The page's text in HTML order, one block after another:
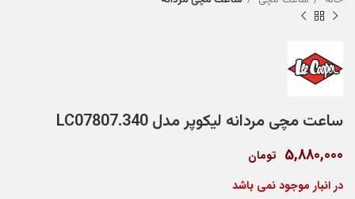
ساعت مچی مردانه لیکوپر مدل LC07807.340
5,880,000 تومان
در انبار موجود نمی باشد